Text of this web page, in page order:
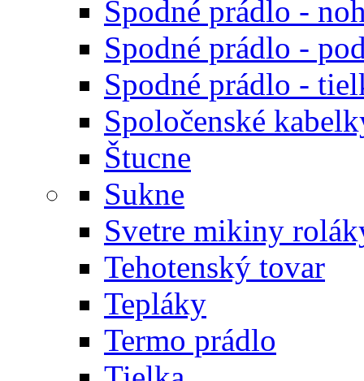
Spodné prádlo -
Spodné prádlo -
Spodné prádlo -
Spoločenské
Štucne
Sukne
Svetre mikiny
Tehotenský tovar
Tepláky
Termo prádlo